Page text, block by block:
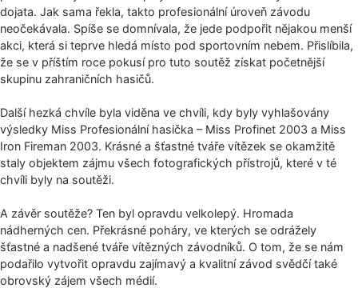
dojata. Jak sama řekla, takto profesionální úroveň závodu
neočekávala. Spíše se domnívala, že jede podpořit nějakou menší
akci, která si teprve hledá místo pod sportovním nebem. Přislíbila,
že se v příštím roce pokusí pro tuto soutěž získat početnější
skupinu zahraničních hasičů.
Další hezká chvíle byla viděna ve chvíli, kdy byly vyhlašovány
výsledky Miss Profesionální hasička – Miss Profinet 2003 a Miss
Iron Fireman 2003. Krásné a šťastné tváře vítězek se okamžitě
staly objektem zájmu všech fotografických přístrojů, které v té
chvíli byly na soutěži.
A závěr soutěže? Ten byl opravdu velkolepý. Hromada
nádherných cen. Překrásné poháry, ve kterých se odrážely
šťastné a nadšené tváře vítězných závodníků. O tom, že se nám
podařilo vytvořit opravdu zajímavý a kvalitní závod svědčí také
obrovský zájem všech médií.